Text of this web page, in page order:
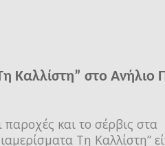
Καλλίστη” στο Ανήλιο
παροχές και το σέρβις στα
Τη Καλλίστη”